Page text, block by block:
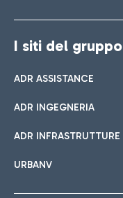
I siti del gruppo
ADR ASSISTANCE
ADR INGEGNERIA
ADR INFRASTRUTTURE
URBANV